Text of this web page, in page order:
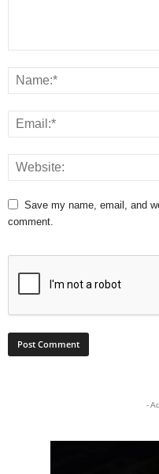
Save my name, email, and
comment.
-